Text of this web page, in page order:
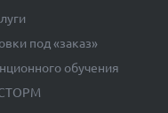
под «заказ»
обучения